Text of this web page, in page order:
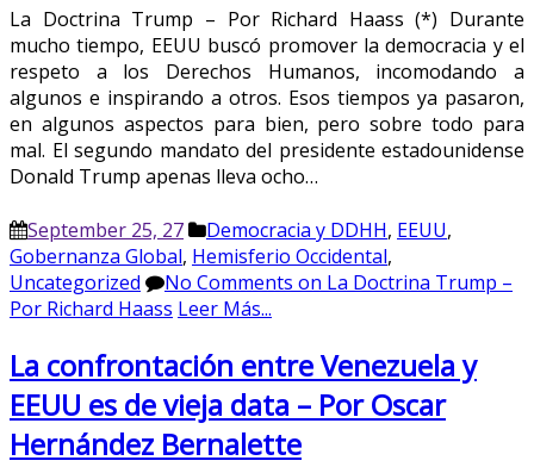
La Doctrina Trump – Por Richard Haass (*) Durante
mucho tiempo, EEUU buscó promover la democracia y el
respeto a los Derechos Humanos, incomodando a
algunos e inspirando a otros. Esos tiempos ya pasaron,
en algunos aspectos para bien, pero sobre todo para
mal. El segundo mandato del presidente estadounidense
Donald Trump apenas lleva ocho…
September 25, 27 Democracia y DDHH, EEUU,
Gobernanza Global, Hemisferio Occidental,
Uncategorized
No Comments on La Doctrina Trump –
Por Richard Haass Leer Más...
La confrontación entre Venezuela y
EEUU es de vieja data – Por Oscar
Hernández Bernalette